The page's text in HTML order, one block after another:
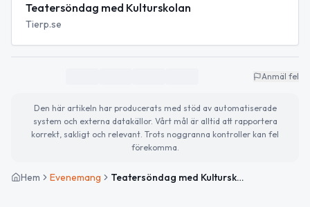
Teatersöndag med Kulturskolan
Tierp.se
Anmäl fel
Den här artikeln har producerats med stöd av automatiserade
system och externa datakällor. Vårt mål är alltid att rapportera
korrekt, sakligt och relevant. Trots noggranna kontroller kan fel
förekomma.
Hem Evenemang Teatersöndag med Kulturskolan